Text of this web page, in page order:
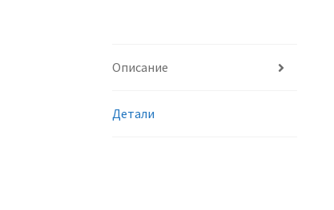
Описание
Детали